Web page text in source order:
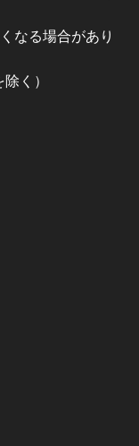
なる場合があり
く）